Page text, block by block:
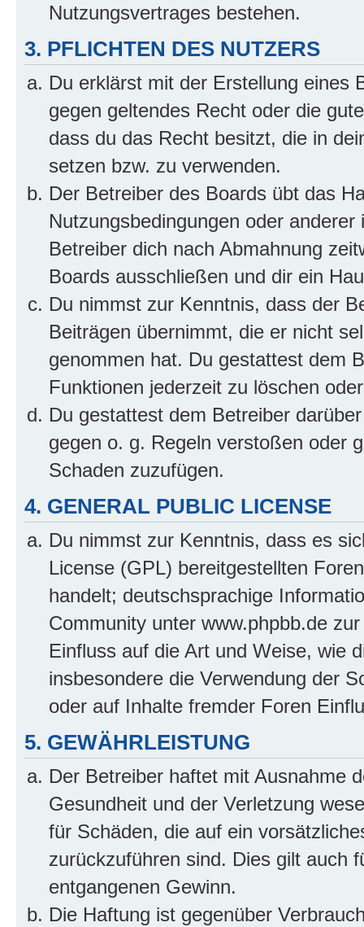
Nutzungsvertrages bestehen.
3. PFLICHTEN DES NUTZERS
Du erklärst mit der Erstellung eines
gegen geltendes Recht oder die
dass du das Recht besitzt, die in
setzen bzw. zu verwenden.
Der Betreiber des Boards übt das
Nutzungsbedingungen oder
Betreiber dich nach Abmahnung
Boards ausschließen und dir ein
Du nimmst zur Kenntnis, dass der
Beiträgen übernimmt, die er nicht
genommen hat. Du gestattest dem
Funktionen jederzeit zu löschen
Du gestattest dem Betreiber
gegen o. g. Regeln verstoßen oder
Schaden zuzufügen.
4. GENERAL PUBLIC LICENSE
Du nimmst zur Kenntnis, dass es
License (GPL) bereitgestellten
handelt; deutschsprachige
Community unter www.phpbb.de
Einfluss auf die Art und Weise, wie
insbesondere die Verwendung der
oder auf Inhalte fremder Foren
5. GEWÄHRLEISTUNG
Der Betreiber haftet mit Ausnahme
Gesundheit und der Verletzung
für Schäden, die auf ein
zurückzuführen sind. Dies gilt auch
entgangenen Gewinn.
Die Haftung ist gegenüber